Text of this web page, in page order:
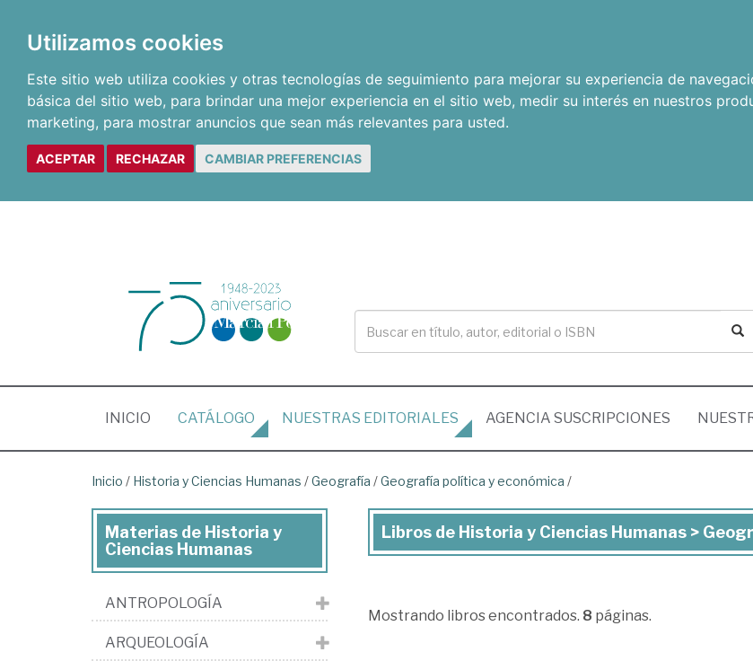
Utilizamos cookies
Este sitio web utiliza cookies y otras tecnologías de seguimiento para mejorar su experiencia de
básica del sitio web, para brindar una mejor experiencia en el sitio web, medir su interés en nuestros
marketing, para mostrar anuncios que sean más relevantes para usted.
ACEPTAR RECHAZAR CAMBIAR PREFERENCIAS
INICIO (CURRENT)
CATÁLOGO NUESTRAS EDITORIALES AGENCIA SUSCRIPCIONES
Inicio / Historia y Ciencias Humanas /Geografía /Geografía política y económica /
Libros
y
Libros de Historia y Ciencias Humanas >
Mostrando libros encontrados. 8 páginas.
Materias de Historia y
Ciencias Humanas
ANTROPOLOGÍA
ARQUEOLOGÍA